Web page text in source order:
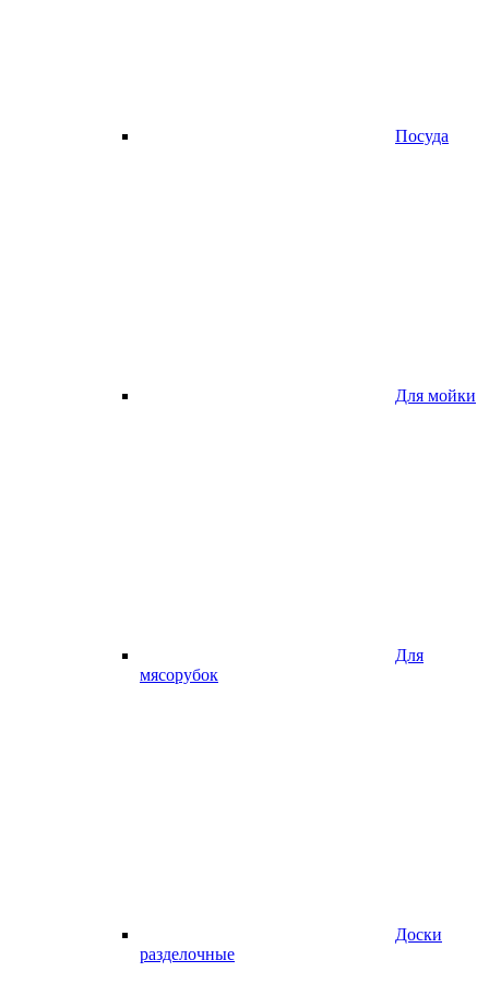
Посуда
Для мойки
Для
мясорубок
Доски
разделочные